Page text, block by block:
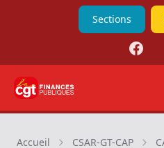
Sections
CGT Finances
Accueil CSAR-GT-CAP